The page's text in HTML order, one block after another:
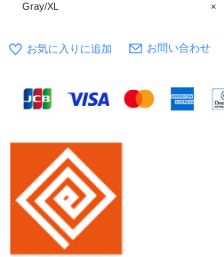
Gray/XL ×
お問い合わせ